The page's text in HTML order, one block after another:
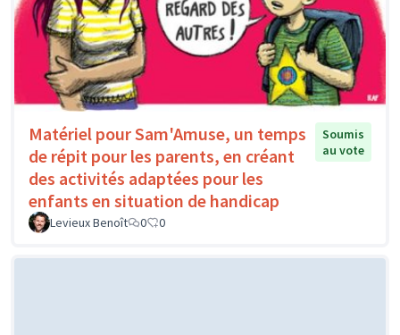
Matériel pour Sam'Amuse, un temps
de répit pour les parents, en créant
des activités adaptées pour les
enfants en situation de handicap
Soumis
au vote
Levieux Benoît 0 0